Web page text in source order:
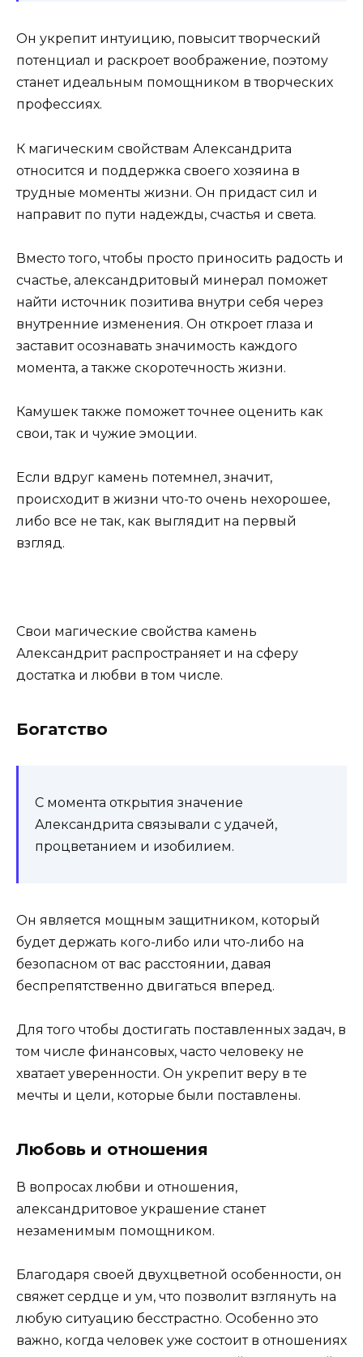
Он укрепит интуицию, повысит творческий
потенциал и раскроет воображение, поэтому
станет идеальным помощником в творческих
профессиях.
К магическим свойствам Александрита
относится и поддержка своего хозяина в
трудные моменты жизни. Он придаст сил и
направит по пути надежды, счастья и света.
Вместо того, чтобы просто приносить радость и
счастье, александритовый минерал поможет
найти источник позитива внутри себя через
внутренние изменения. Он откроет глаза и
заставит осознавать значимость каждого
момента, а также скоротечность жизни.
Камушек также поможет точнее оценить как
свои, так и чужие эмоции.
Если вдруг камень потемнел, значит,
происходит в жизни что-то очень нехорошее,
либо все не так, как выглядит на первый
взгляд.
Свои магические свойства камень
Александрит распространяет и на сферу
достатка и любви в том числе.
Богатство
С момента открытия значение
Александрита связывали с удачей,
процветанием и изобилием.
Он является мощным защитником, который
будет держать кого-либо или что-либо на
безопасном от вас расстоянии, давая
беспрепятственно двигаться вперед.
Для того чтобы достигать поставленных задач, в
том числе финансовых, часто человеку не
хватает уверенности. Он укрепит веру в те
мечты и цели, которые были поставлены.
Любовь и отношения
В вопросах любви и отношения,
александритовое украшение станет
незаменимым помощником.
Благодаря своей двухцветной особенности, он
свяжет сердце и ум, что позволит взглянуть на
любую ситуацию бесстрастно. Особенно это
важно, когда человек уже состоит в отношениях